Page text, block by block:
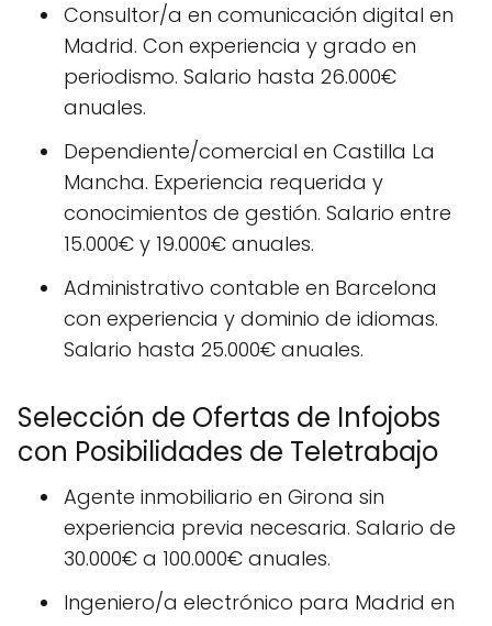
Consultor/a en comunicación digital en
Madrid. Con experiencia y grado en
periodismo. Salario hasta 26.000€
anuales.
Dependiente/comercial en Castilla La
Mancha. Experiencia requerida y
conocimientos de gestión. Salario entre
15.000€ y 19.000€ anuales.
Administrativo contable en Barcelona
con experiencia y dominio de idiomas.
Salario hasta 25.000€ anuales.
Selección de Ofertas de Infojobs
con Posibilidades de Teletrabajo
Agente inmobiliario en Girona sin
experiencia previa necesaria. Salario de
30.000€ a 100.000€ anuales.
Ingeniero/a electrónico para Madrid en